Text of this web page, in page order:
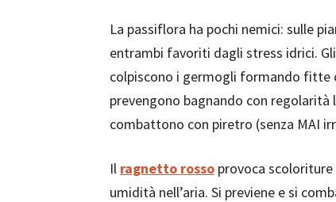
La passiflora ha pochi nemici: sulle
entrambi favoriti dagli stress idrici. Gli
colpiscono i germogli formando fitte
prevengono bagnando con
combattono con piretro (senza MAI
Il ragnetto rosso provoca
umidità nell’aria. Si previene e si